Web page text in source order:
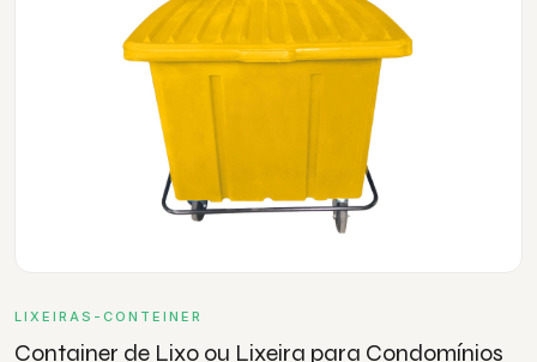
LIXEIRAS-CONTEINER
Container de Lixo ou Lixeira para Condomínios